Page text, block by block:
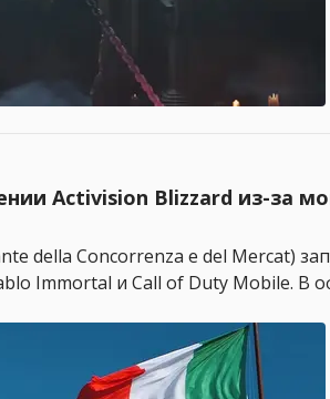
Activision Blizzard из-за
della Concorrenza e del Mercat)
Immortal и Call of Duty Mobile. В